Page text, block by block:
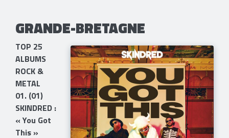
GRANDE-BRETAGNE
TOP 25
ALBUMS
ROCK &
METAL
01. (01)
SKINDRED :
« You Got
This »